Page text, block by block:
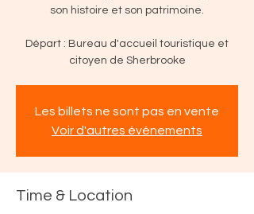
son histoire et son patrimoine.
Départ : Bureau d'accueil touristique et
citoyen de Sherbrooke
Les billets ne sont pas en vente
Voir d'autres événements
Time & Location